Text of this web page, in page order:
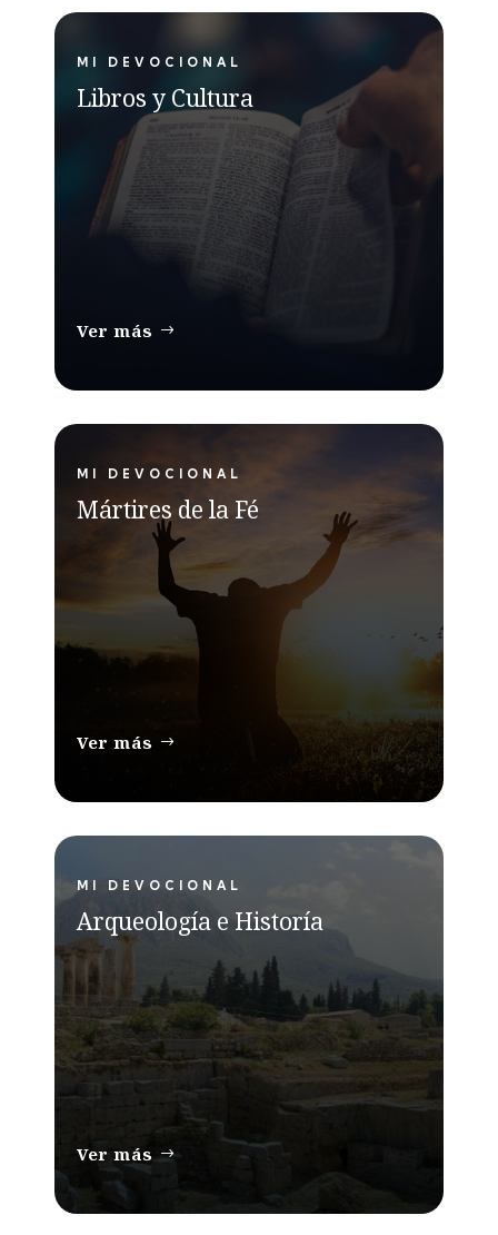
MI DEVOCIONAL
Libros y Cultura
Ver más
MI DEVOCIONAL
Mártires de la Fé
Ver más
MI DEVOCIONAL
Arqueología e Historía
Ver más